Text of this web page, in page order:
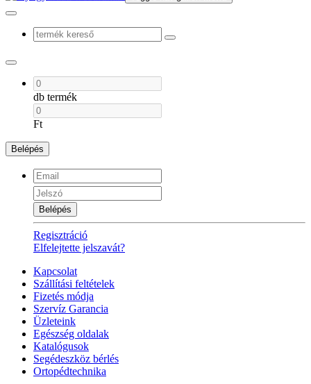
db termék
Ft
Belépés
Belépés
Regisztráció
Elfelejtette jelszavát?
Kapcsolat
Szállítási feltételek
Fizetés módja
Szervíz Garancia
Üzleteink
Egészség oldalak
Katalógusok
Segédeszköz bérlés
Ortopédtechnika